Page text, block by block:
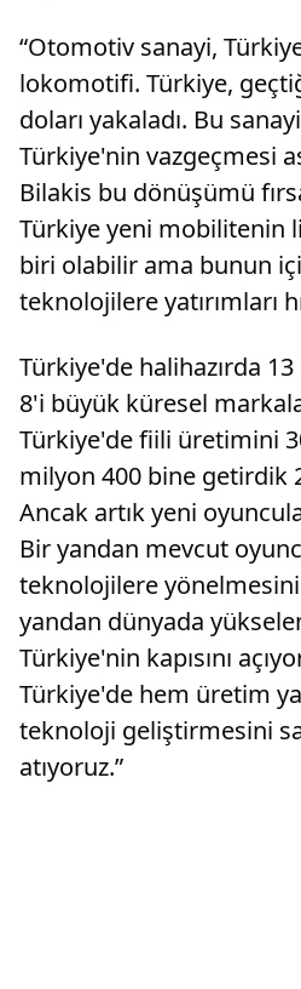
“Otomotiv sanayi,
lokomotifi. Türkiye,
doları yakaladı. Bu
Türkiye'nin vazgeçmesi
Bilakis bu dönüşümü
Türkiye yeni mobilitenin
biri olabilir ama bunun
teknolojilere yatırımları
Türkiye'de halihazırda
8'i büyük küresel
Türkiye'de fiili üretimini
milyon 400 bine getirdik
Ancak artık yeni
Bir yandan mevcut
teknolojilere
yandan dünyada
Türkiye'nin kapısını
Türkiye'de hem üretim
teknoloji geliştirmesini
atıyoruz.”